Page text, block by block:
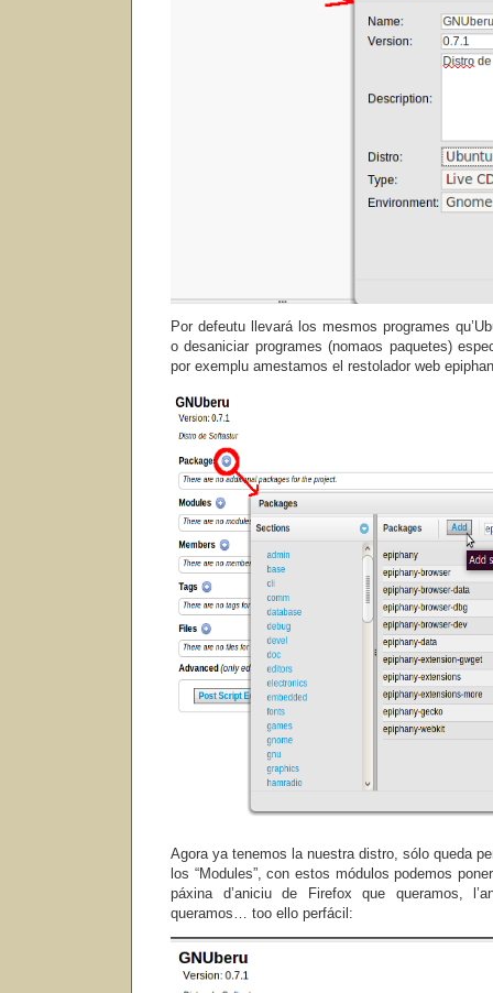
Por defeutu llevará los mesmos programes
o desaniciar programes (nomaos paquetes)
por exemplu amestamos el restolador web
Agora ya tenemos la nuestra distro, sólo queda
los “Modules”, con estos módulos podemos
páxina d’aniciu de Firefox que queramos,
queramos… too ello perfácil: